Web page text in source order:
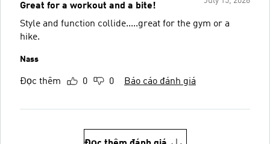
Great for a workout and a bite!
Style and function collide.....great for the gym or a
hike.
Nass
Đọc thêm 0 0 Báo cáo đánh giá